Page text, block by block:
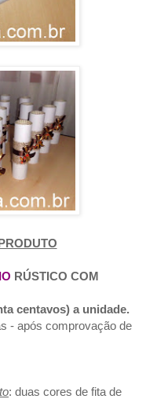
RÚSTICO COM
centavos) a unidade.
- após comprovação de
: duas cores de fita de